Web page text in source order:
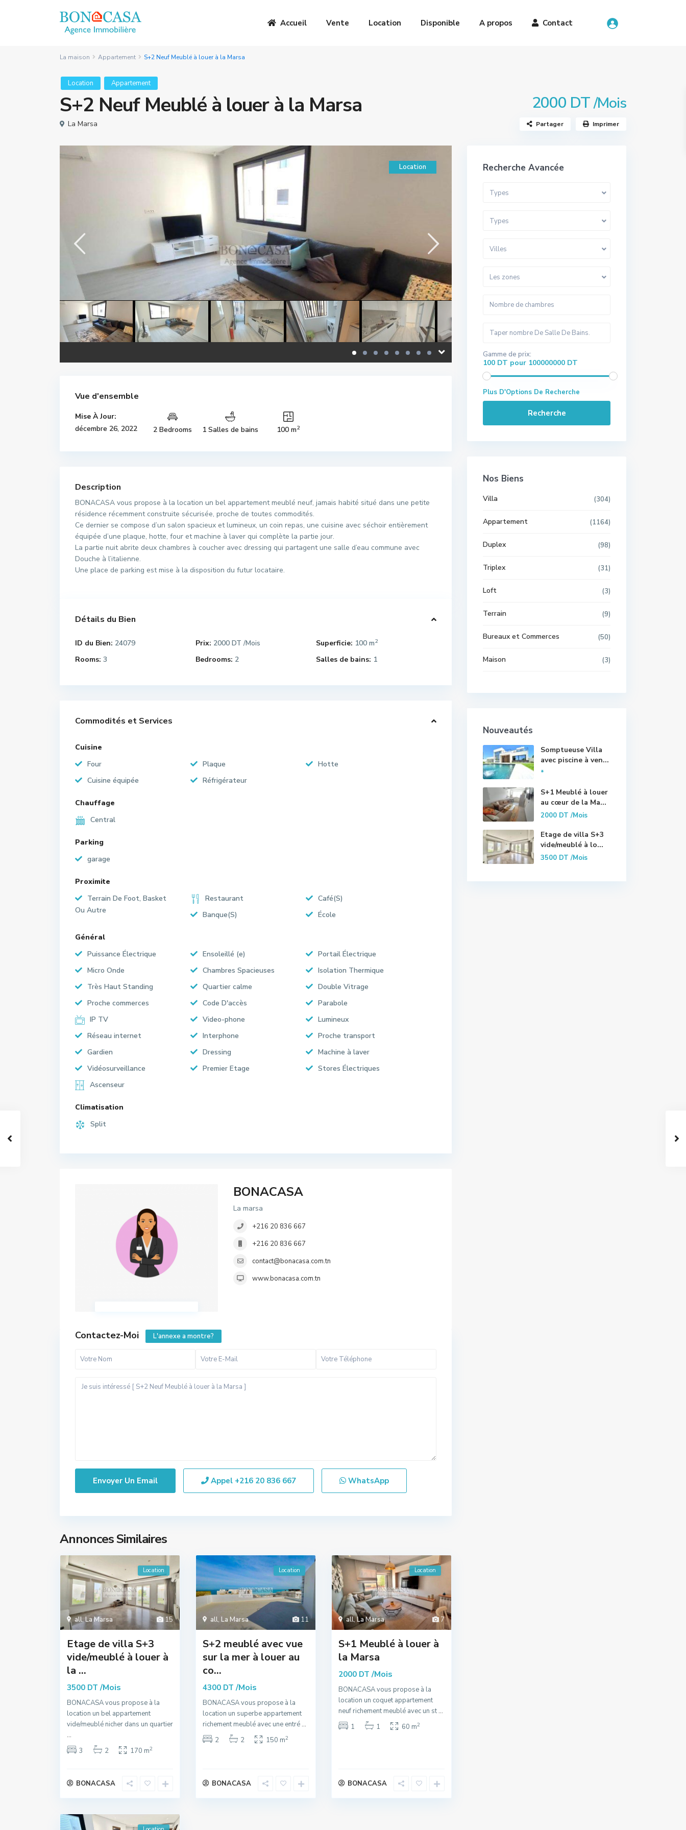
Accueil Vente Location Disponible A propos Contact
La maison Appartement S+2 Neuf Meublé à louer à la Marsa
Location Appartement
S+2 Neuf Meublé à louer à la Marsa 2000 DT/Mois
La Marsa Partager Imprimer
Location
Vue d'ensemble
Mise À Jour:
décembre 26, 2022
2 Bedrooms 1 Salles de bains 100 m2
Description
BONACASA vous propose à la location un bel appartement meublé neuf, jamais habité situé dans une petite
résidence récemment construite sécurisée, proche de toutes commodités.
Ce dernier se compose d’un salon spacieux et lumineux, un coin repas, une cuisine avec séchoir entièrement
équipée d’une plaque, hotte, four et machine à laver qui complète la partie jour.
La partie nuit abrite deux chambres à coucher avec dressing qui partagent une salle d’eau commune avec
Douche à l’italienne.
Une place de parking est mise à la disposition du futur locataire.
Détails du Bien
ID du Bien: 24079 Prix: 2000 DT /Mois Superficie: 100 m2
Rooms: 3 Bedrooms: 2 Salles de bains: 1
Commodités et Services
Cuisine
Four
Plaque
Hotte
Cuisine équipée
Réfrigérateur
Chauffage
Central
Parking
garage
Proximite
Terrain De Foot, Basket
Ou Autre
Restaurant
Café(S)
Banque(S)
École
Général
Puissance Électrique
Ensoleillé (e)
Portail Électrique
Micro Onde
Chambres Spacieuses
Isolation Thermique
Très Haut Standing
Quartier calme
Double Vitrage
Proche commerces
Code D'accès
Parabole
IP TV
Video-phone
Lumineux
Réseau internet
Interphone
Proche transport
Gardien
Dressing
Machine à laver
Vidéosurveillance
Premier Etage
Stores Électriques
Ascenseur
Climatisation
Split
BONACASA
La marsa
+216 20 836 667
+216 20 836 667
contact@bonacasa.com.tn
www.bonacasa.com.tn
Contactez-Moi L'annexe a montre?
Appel +216 20 836 667 WhatsApp
Annonces Similaires
15
all,La Marsa
Location
Etage de villa S+3
vide/meublé à louer à
la ...
3500 DT/Mois
BONACASA vous propose à la
location un bel appartement
vide/meublé nicher dans un quartier
...
3
2 170 m2
BONACASA
11
all, La Marsa
Location
S+2 meublé avec vue
sur la mer à louer au
co...
4300 DT/Mois
BONACASA vous propose à la
location un superbe appartement
richement meublé avec une entré...
2
2 150 m2
BONACASA
7
all,La Marsa
Location
S+1 Meublé à louer à
la Marsa
2000 DT/Mois
BONACASA vous propose à la
location un coquet appartement
neuf richement meublé avec un st...
1
1 60 m2
BONACASA
Recherche Avancée
Types
Types
Villes
Les zones
Gamme de prix:
100 DT pour 100000000 DT
Plus D'Options De Recherche
Recherche
Nos Biens
Villa (304)
Appartement (1164)
Duplex (98)
Triplex (31)
Loft (3)
Terrain (9)
Bureaux et Commerces (50)
Maison (3)
Nouveautés
Somptueuse Villa
avec piscine à ven...
*
S+1 Meublé à louer
au cœur de la Ma...
2000 DT/Mois
Etage de villa S+3
vide/meublé à lo...
3500 DT/Mois